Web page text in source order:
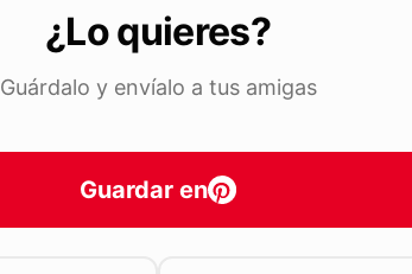
¿Lo quieres?
Guárdalo y envíalo a tus amigas
Guardar en